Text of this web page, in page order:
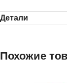
Детали
Похожие